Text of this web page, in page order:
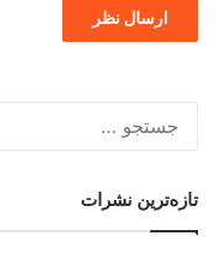
تازه‌ترین نشرات